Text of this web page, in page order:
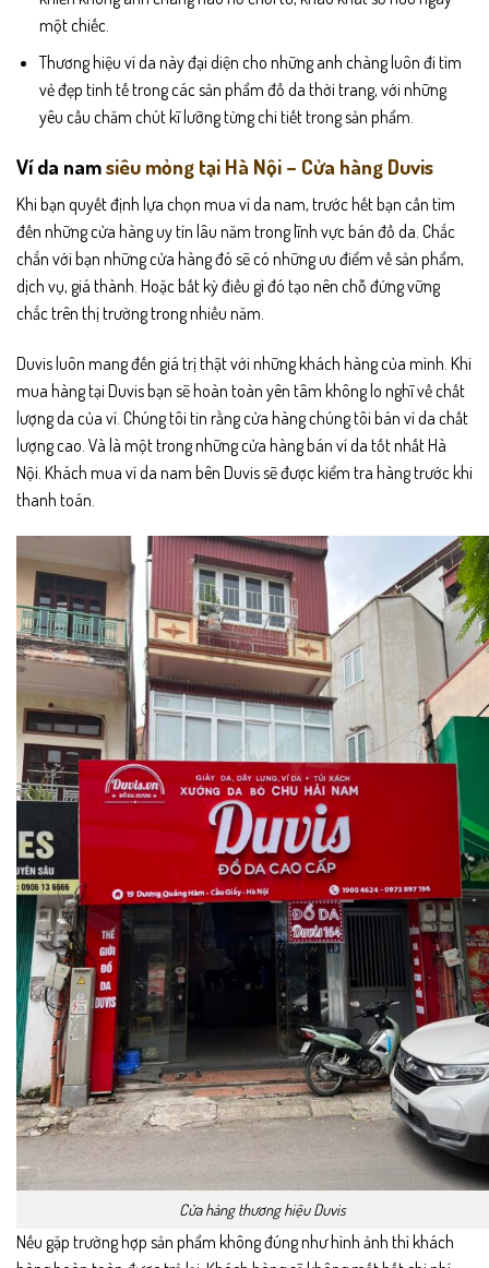
một chiếc.
Thương hiệu ví da này đại diện cho những anh chàng luôn đi tìm
vẻ đẹp tinh tế trong các sản phẩm đồ da thời trang, với những
yêu cầu chăm chút kĩ lưỡng từng chi tiết trong sản phẩm.
Ví da namsiêu mỏng tại Hà Nội – Cửa hàng Duvis
Khi bạn quyết định lựa chọn mua ví da nam, trước hết bạn cần tìm
đến những cửa hàng uy tín lâu năm trong lĩnh vực bán đồ da. Chắc
chắn với bạn những cửa hàng đó sẽ có những ưu điểm về sản phẩm,
dịch vụ, giá thành. Hoặc bất kỳ điều gì đó tạo nên chỗ đứng vững
chắc trên thị trường trong nhiều năm.
Duvis luôn mang đến giá trị thật với những khách hàng của mình. Khi
mua hàng tại Duvis bạn sẽ hoàn toàn yên tâm không lo nghĩ về chất
lượng da của ví. Chúng tôi tin rằng cửa hàng chúng tôi bán ví da chất
lượng cao. Và là một trong những cửa hàng bán ví da tốt nhất Hà
Nội. Khách mua ví da nam bên Duvis sẽ được kiểm tra hàng trước khi
thanh toán.
Cửa hàng thương hiệu Duvis
Nếu gặp trường hợp sản phẩm không đúng như hình ảnh thì khách